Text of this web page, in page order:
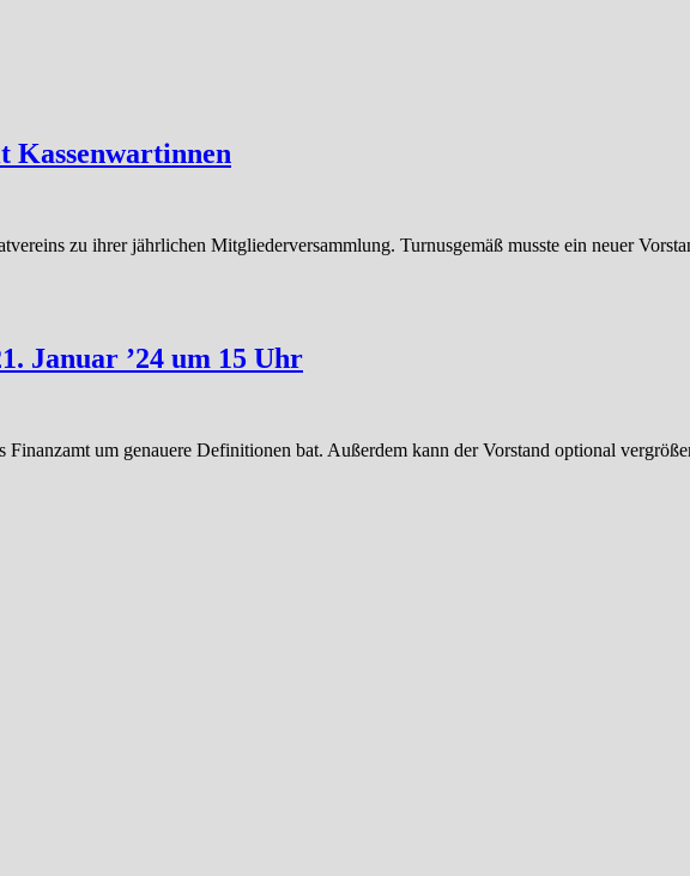
Kassenwartinnen
zu ihrer jährlichen Mitgliederversammlung. Turnusgemäß musste ein neuer
Januar ’24 um 15 Uhr
Finanzamt um genauere Definitionen bat. Außerdem kann der Vorstand optional